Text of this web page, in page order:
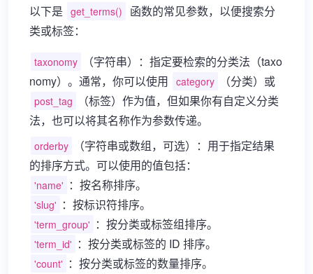
以下是 get_terms()
函数的常见参数，以便搜索分
类或标签：
taxonomy
（字符串）：指定要检索的分类法（taxo
nomy）。通常，你可以使用 category （分类）或
post_tag
（标签）作为值，但如果你有自定义分类
法，也可以将其名称作为参数传递。
orderby
（字符串或数组，可选）：用于指定结果
的排序方式。可以使用的值包括：
'name' ：按名称排序。
'slug' ：按标识符排序。
'term_group' ：按分类或标签组排序。
'term_id' ：按分类或标签的 ID 排序。
'count' ：按分类或标签的数量排序。